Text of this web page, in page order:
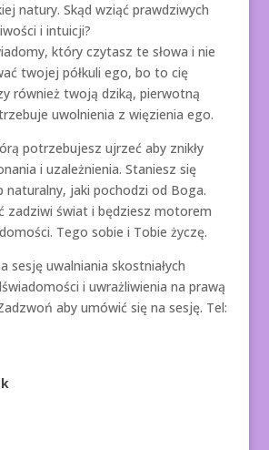
natury. Skąd wziąć prawdziwych
i intuicji?
który czytasz te słowa i nie
twojej półkuli ego, bo to cię
również twoją dziką, pierwotną
uwolnienia z więzienia ego.
potrzebujesz ujrzeć aby znikły
i uzależnienia. Staniesz się
naturalny, jaki pochodzi od Boga.
zadziwi świat i będziesz motorem
Tego sobie i Tobie życzę.
sesję uwalniania skostniałych
i uwrażliwienia na prawą
aby umówić się na sesję. Tel: